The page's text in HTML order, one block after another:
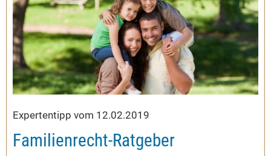
Expertentipp vom 12.02.2019
Familienrecht-Ratgeber